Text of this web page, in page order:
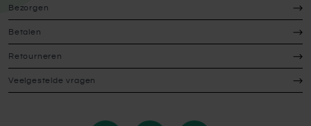
Bezorgen
Betalen
Retourneren
Veelgestelde vragen